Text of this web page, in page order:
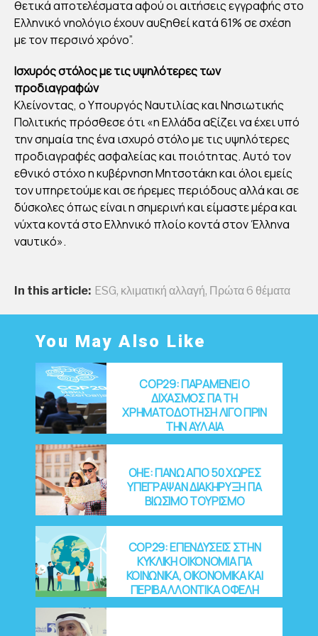
ΔΕ
ΝΙΚ
ΜΠ
ΕΣ
ΑΝ
ΘΡ
ΑΚ
Α
Publish
ed
θετικά αποτελέσματα αφού οι αιτήσεις εγγραφής στο
Ελληνικό νηολόγιο έχουν αυξηθεί κατά 61% σε σχέση
με τον περσινό χρόνο”.
Ισχυρός στόλος με τις υψηλότερες των
προδιαγραφών
Κλείνοντας, ο Υπουργός Ναυτιλίας και Νησιωτικής
Πολιτικής πρόσθεσε ότι «η Ελλάδα αξίζει να έχει υπό
την σημαία της ένα ισχυρό στόλο με τις υψηλότερες
προδιαγραφές ασφαλείας και ποιότητας. Αυτό τον
εθνικό στόχο η κυβέρνηση Μητσοτάκη και όλοι εμείς
τον υπηρετούμε και σε ήρεμες περιόδους αλλά και σε
δύσκολες όπως είναι η σημερινή και είμαστε μέρα και
νύχτα κοντά στο Ελληνικό πλοίο κοντά στον Έλληνα
ναυτικό».
In this article: ESG, κλιματική αλλαγή, Πρώτα 6 θέματα
You May Also Like
COP29: ΠΑΡΑΜΕΝΕΙ Ο
ΔΙΧΑΣΜΟΣ ΓΙΑ ΤΗ
ΧΡΗΜΑΤΟΔΟΤΗΣΗ ΛΙΓΟ ΠΡΙΝ
ΤΗΝ ΑΥΛΑΙΑ
OHE: ΠΑΝΩ ΑΠΟ 50 ΧΩΡΕΣ
ΥΠΕΓΡΑΨΑΝ ΔΙΑΚΗΡΥΞΗ ΓΙΑ
ΒΙΩΣΙΜΟ ΤΟΥΡΙΣΜΟ
COP29: EΠΕΝΔΥΣΕΙΣ ΣΤΗΝ
ΚΥΚΛΙΚΗ ΟΙΚΟΝΟΜΙΑ ΓΙΑ
ΚΟΙΝΩΝΙΚΑ, ΟΙΚΟΝΟΜΙΚΑ ΚΑΙ
ΠΕΡΙΒΑΛΛΟΝΤΙΚΑ ΟΦΕΛΗ